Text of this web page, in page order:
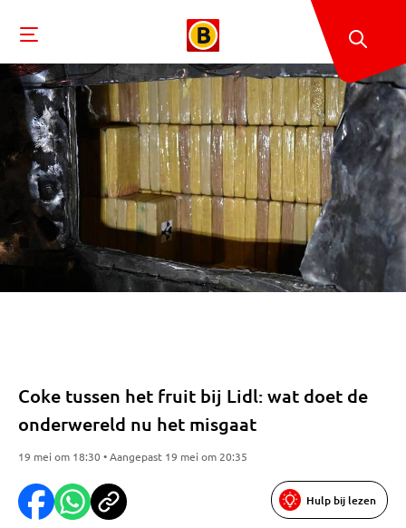
Coke tussen het fruit bij Lidl: wat doet de
onderwereld nu het misgaat
19 mei om 18:30 • Aangepast 19 mei om 20:35
Hulp bij lezen